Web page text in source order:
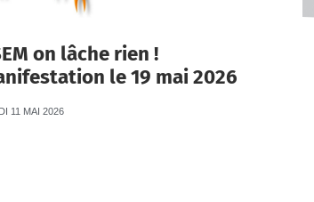
on lâche rien !
le 19 mai 2026
11 MAI 2026